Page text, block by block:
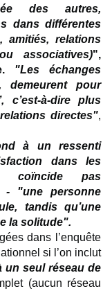
des autres,
dans différentes
amitiés, relations
associatives)",
"Les échanges
demeurent pour
c’est-à-dire plus
directes",
à un ressenti
dans les
coïncide pas
- "une personne
tandis qu’une
la solitude".
dans l’enquête
si l’on inclut
un seul réseau de
(aucun réseau